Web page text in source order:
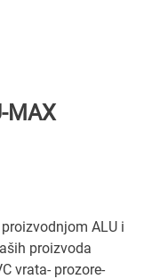
MAX
ALU i
proizvoda
vrata- prozore-